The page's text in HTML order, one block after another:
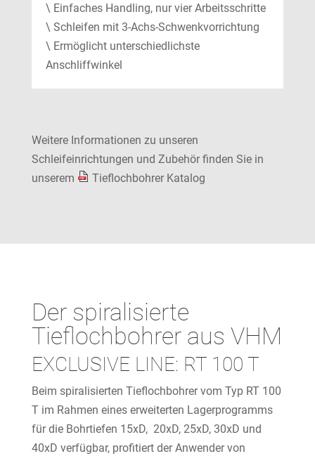
\ Einfaches Handling, nur vier Arbeitsschritte
\ Schleifen mit 3-Achs-Schwenkvorrichtung
\ Ermöglicht unterschiedlichste
Anschliffwinkel
Weitere Informationen zu unseren
Schleifeinrichtungen und Zubehör finden Sie in
unserem
Tieflochbohrer Katalog
Der spiralisierte
Tieflochbohrer aus VHM
EXCLUSIVE LINE: RT 100 T
Beim spiralisierten Tieflochbohrer vom Typ RT 100
T im Rahmen eines erweiterten Lagerprogramms
für die Bohrtiefen 15xD, 20xD, 25xD, 30xD und
40xD verfügbar, profitiert der Anwender von